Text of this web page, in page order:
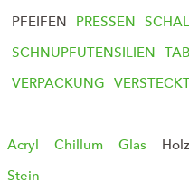
PFEIFEN
PRESSEN
SCHNUPFUTENSILIEN
VERPACKUNG
Acryl Chillum Glas Holz
Stein